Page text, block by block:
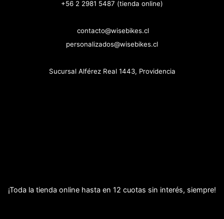
+56 2 2981 5487 (tienda online)
contacto@wisebikes.cl
personalizados@wisebikes.cl
Sucursal Alférez Real 1443, Providencia
¡Toda la tienda online hasta en 12 cuotas sin interés, siempre!